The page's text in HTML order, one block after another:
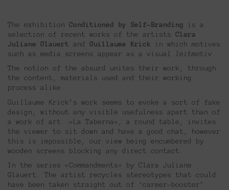
Τhe exhibition Conditioned by Self-Branding
is a
selection of recent works of the artists Clara
Juliane Glauert and Guillaume Krick in which motives
such as media screens appear as a visual
leitmotiv
The notion of the absurd unites their work; through
the content, materials used and their working
process alike.
Guillaume Krick’s work seems to evoke a sort of fake
design, without any visible usefulness apart than of
a work of art. «La Taberna», a round table, invites
the viewer to sit down and have a good chat, however
this is impossible, our view being encumbered by
wooden screens blocking any direct contact.
In the series «Commandments» by Clara Juliane
Glauert. The artist recycles stereotypes that could
have been taken straight out of ‘career-booster’